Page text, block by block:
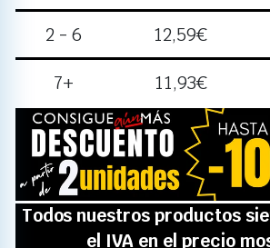
2 - 6 12,59€
7+ 11,93€